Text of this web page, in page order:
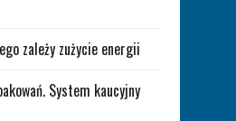
zależy zużycie energii
System kaucyjny